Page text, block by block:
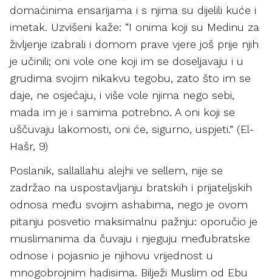
domaćinima ensarijama i s njima su dijelili kuće i
imetak. Uzvišeni kaže: “I onima koji su Medinu za
življenje izabrali i domom prave vjere još prije njih
je učinili; oni vole one koji im se doseljavaju i u
grudima svojim nikakvu tegobu, zato što im se
daje, ne osjećaju, i više vole njima nego sebi,
mada im je i samima potrebno. A oni koji se
uščuvaju lakomosti, oni će, sigurno, uspjeti.” (El-
Hašr, 9)
Poslanik, sallallahu alejhi ve sellem, nije se
zadržao na uspostavljanju bratskih i prijateljskih
odnosa među svojim ashabima, nego je ovom
pitanju posvetio maksimalnu pažnju: oporučio je
muslimanima da čuvaju i njeguju međubratske
odnose i pojasnio je njihovu vrijednost u
mnogobrojnim hadisima. Bilježi Muslim od Ebu